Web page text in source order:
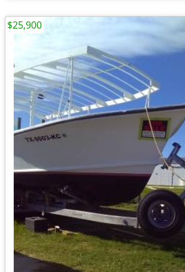
$25,900